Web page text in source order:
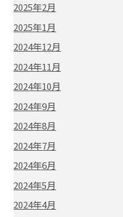
2025年2月
2025年1月
2024年12月
2024年11月
2024年10月
2024年9月
2024年8月
2024年7月
2024年6月
2024年5月
2024年4月